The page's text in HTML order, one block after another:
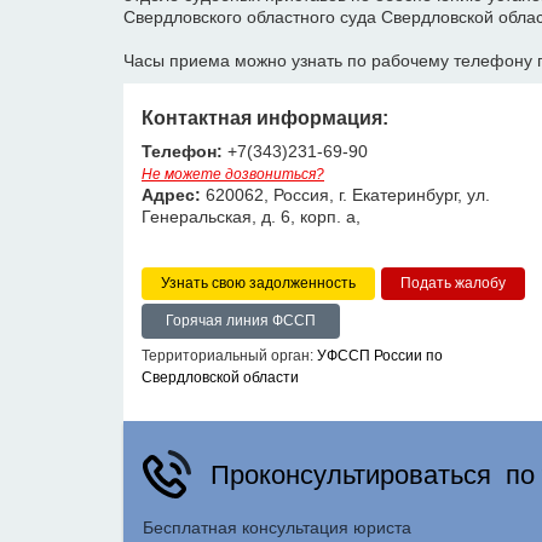
Свердловского областного суда Свердловской
Часы приема можно узнать по рабочему телефону
Контактная информация:
Телефон: +7(343)231-69-90
Не можете дозвониться?
Адрес: 620062, Россия, г. Екатеринбург, ул.
Генеральская, д. 6, корп. а,
Узнать свою задолженность
Горячая линия ФССП
Территориальный орган: УФССП России по
Свердловской области